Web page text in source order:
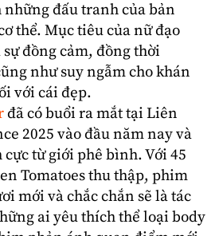
đấu tranh của bản
thể. Mục tiêu của nữ đạo
đồng cảm, đồng thời
như suy ngẫm cho khán
với cái đẹp.
đã có buổi ra mắt tại Liên
2025 vào đầu năm nay và
từ giới phê bình. Với 45
Tomatoes thu thập, phim
mới và chắc chắn sẽ là tác
ai yêu thích thể loại body